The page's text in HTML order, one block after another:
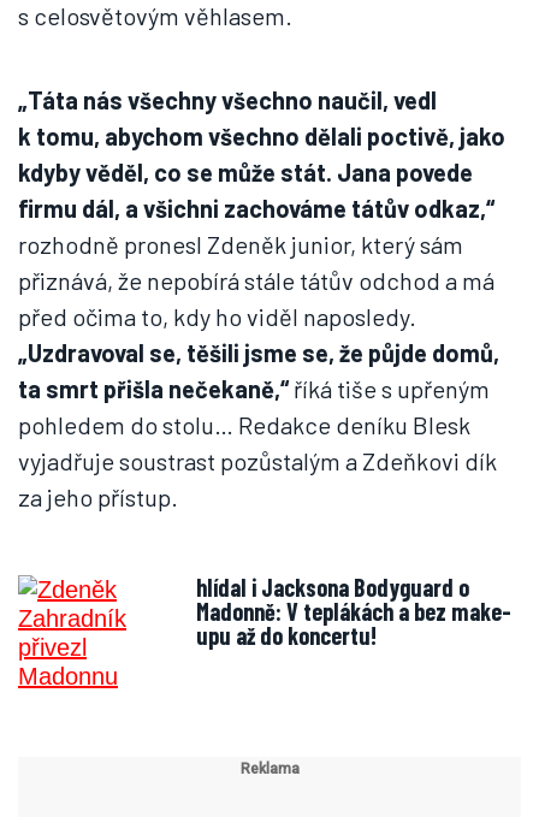
s celosvětovým věhlasem.
„Táta nás všechny všechno naučil, vedl
k tomu, abychom všechno dělali poctivě, jako
kdyby věděl, co se může stát. Jana povede
firmu dál, a všichni zachováme tátův odkaz,“
rozhodně pronesl Zdeněk junior, který sám
přiznává, že nepobírá stále tátův odchod a má
před očima to, kdy ho viděl naposledy.
„Uzdravoval se, těšili jsme se, že půjde domů,
ta smrt přišla nečekaně,“říká tiše s upřeným
pohledem do stolu… Redakce deníku Blesk
vyjadřuje soustrast pozůstalým a Zdeňkovi dík
za jeho přístup.
hlídal i Jacksona Bodyguard o
Madonně: V teplákách a bez make-
upu až do koncertu!